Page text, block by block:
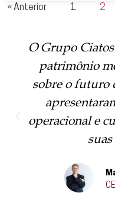
« Anterior 1 2
O Grupo
patrimônio
sobre o futuro
operacional e